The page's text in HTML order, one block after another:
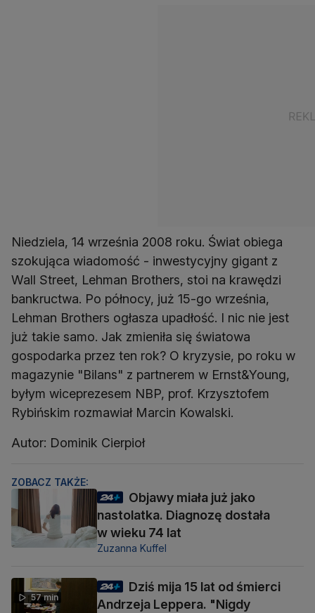
Niedziela, 14 września 2008 roku. Świat obiega
szokująca wiadomość - inwestycyjny gigant z
Wall Street, Lehman Brothers, stoi na krawędzi
bankructwa. Po północy, już 15-go września,
Lehman Brothers ogłasza upadłość. I nic nie jest
już takie samo. Jak zmieniła się światowa
gospodarka przez ten rok? O kryzysie, po roku w
magazynie "Bilans" z partnerem w Ernst&Young,
byłym wiceprezesem NBP, prof. Krzysztofem
Rybińskim rozmawiał Marcin Kowalski.
Autor: Dominik Cierpioł
ZOBACZ TAKŻE:
Objawy miała już jako
nastolatka. Diagnozę dostała
w wieku 74 lat
Zuzanna Kuffel
57 min
Dziś mija 15 lat od śmierci
Andrzeja Leppera. "Nigdy